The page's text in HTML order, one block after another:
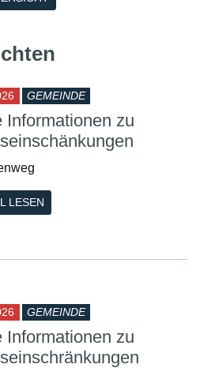
GEMEINDE
Informationen zu
LESEN
GEMEINDE
Informationen zu